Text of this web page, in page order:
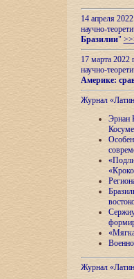
14 апреля
научно-
Бразилии"
17 марта 2022
научно-
Америке:
Журнал
Эрнан
Журнал